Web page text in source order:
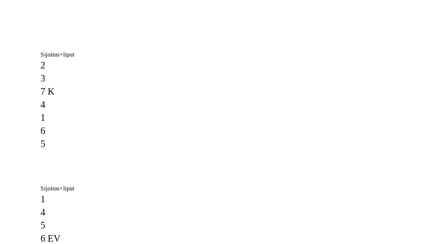
Sijoitus+liput
2
3
7 K
4
1
6
5
Sijoitus+liput
1
4
5
6 EV